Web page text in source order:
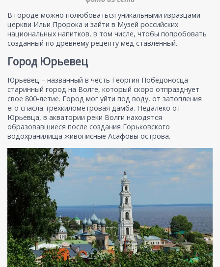
В городе можно полюбоваться уникальными изразцами
церкви Ильи Пророка и зайти в Музей российских
национальных напитков, в том числе, чтобы попробовать
созданный по древнему рецепту мёд ставленный.
Город Юрьевец
Юрьевец – названный в честь Георгия Победоносца
старинный город на Волге, который скоро отпразднует
свое 800-летие. Город мог уйти под воду, от затопления
его спасла трехкилометровая дамба. Недалеко от
Юрьевца, в акватории реки Волги находятся
образовавшиеся после создания Горьковского
водохранилища живописные Асафовы острова.